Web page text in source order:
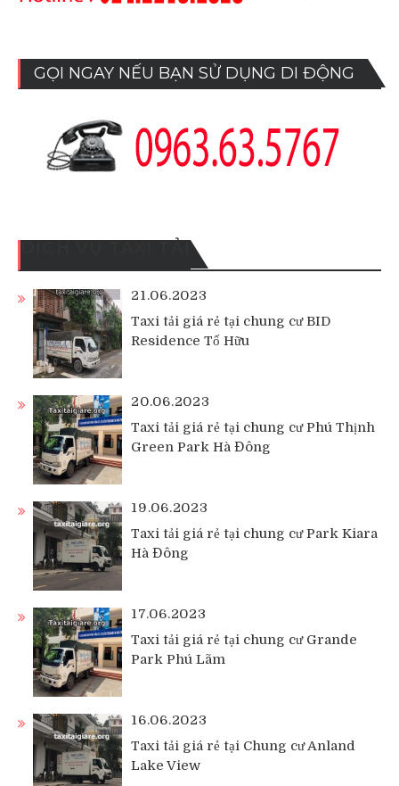
GỌI NGAY NẾU BẠN SỬ DỤNG DI ĐỘNG
21.06.2023
Taxi tải giá rẻ tại chung cư BID
Residence Tố Hữu
20.06.2023
Taxi tải giá rẻ tại chung cư Phú Thịnh
Green Park Hà Đông
19.06.2023
Taxi tải giá rẻ tại chung cư Park Kiara
Hà Đông
17.06.2023
Taxi tải giá rẻ tại chung cư Grande
Park Phú Lãm
16.06.2023
Taxi tải giá rẻ tại Chung cư Anland
Lake View